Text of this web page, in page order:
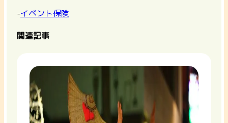
-イベント保険
関連記事